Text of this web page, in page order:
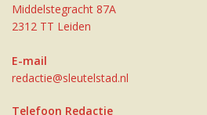
Middelstegracht 87A
2312 TT Leiden
E-mail
redactie@sleutelstad.nl
Telefoon Redactie